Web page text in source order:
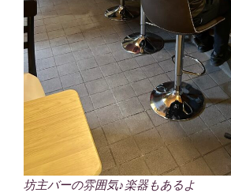
坊主バーの雰囲気♪楽器もあるよ